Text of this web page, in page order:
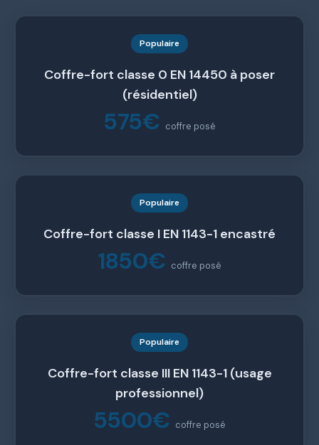
Populaire
Coffre-fort classe 0 EN 14450 à poser
(résidentiel)
575€ coffre posé
Populaire
Coffre-fort classe I EN 1143-1 encastré
1850€ coffre posé
Populaire
Coffre-fort classe III EN 1143-1 (usage
professionnel)
5500€ coffre posé